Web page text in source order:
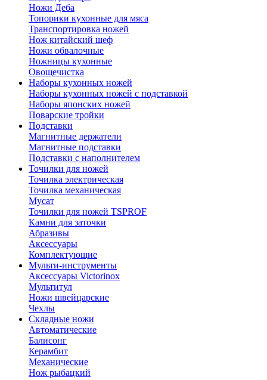
Ножи Деба
Топорики кухонные для мяса
Транспортировка ножей
Нож китайский шеф
Ножи обвалочные
Ножницы кухонные
Овощечистка
Наборы кухонных ножей
Наборы кухонных ножей с подставкой
Наборы японских ножей
Поварские тройки
Подставки
Магнитные держатели
Магнитные подставки
Подставки с наполнителем
Точилки для ножей
Точилка электрическая
Точилка механическая
Мусат
Точилки для ножей TSPROF
Камни для заточки
Абразивы
Аксессуары
Комплектующие
Мульти-инструменты
Аксессуары Victorinox
Мультитул
Ножи швейцарские
Чехлы
Складные ножи
Автоматические
Балисонг
Керамбит
Механические
Нож рыбацкий